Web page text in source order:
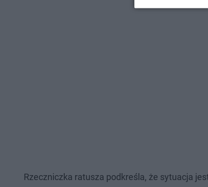
Rzeczniczka ratusza podkreśla, że sytuacja